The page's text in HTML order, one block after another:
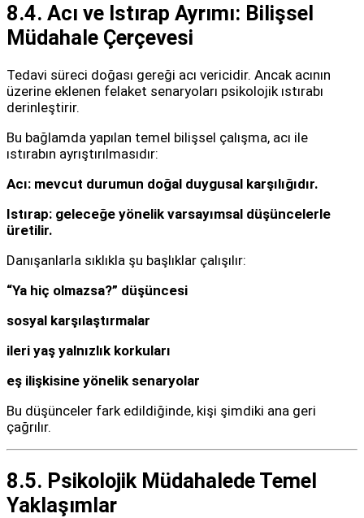
8.4. Acı ve Istırap Ayrımı: Bilişsel
Müdahale Çerçevesi
Tedavi süreci doğası gereği acı vericidir. Ancak acının
üzerine eklenen felaket senaryoları psikolojik ıstırabı
derinleştirir.
Bu bağlamda yapılan temel bilişsel çalışma, acı ile
ıstırabın ayrıştırılmasıdır:
Acı: mevcut durumun doğal duygusal karşılığıdır.
Istırap: geleceğe yönelik varsayımsal düşüncelerle
üretilir.
Danışanlarla sıklıkla şu başlıklar çalışılır:
“Ya hiç olmazsa?” düşüncesi
sosyal karşılaştırmalar
ileri yaş yalnızlık korkuları
eş ilişkisine yönelik senaryolar
Bu düşünceler fark edildiğinde, kişi şimdiki ana geri
çağrılır.
8.5. Psikolojik Müdahalede Temel
Yaklaşımlar